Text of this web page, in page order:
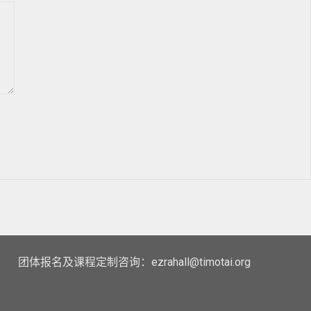
团体报名及课程定制咨询：ezrahall@timotai.org